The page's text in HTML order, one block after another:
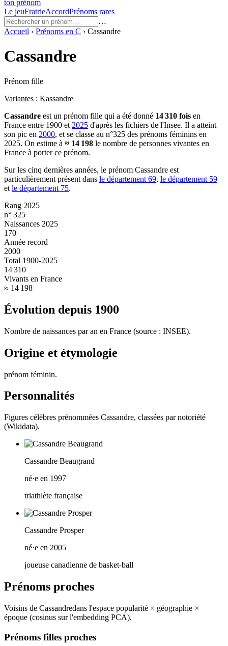
ton prénom
Le jeuFratrieAccordPrénoms rares
…
Accueil › Prénoms en C › Cassandre
Cassandre
Prénom fille
Variantes : Kassandre
Cassandre est un prénom fille qui a été donné 14 310 fois en
France entre 1900 et 2025 d'après les fichiers de l'Insee. Il a atteint
son pic en 2000, et se classe au n°325 des prénoms féminins en
2025. On estime à ≈ 14 198 le nombre de personnes vivantes en
France à porter ce prénom.
Sur les cinq dernières années, le prénom Cassandre est
particulièrement présent dans le département 69, le département 59
et le département 75.
Rang 2025
n° 325
Naissances 2025
170
Année record
2000
Total 1900-2025
14 310
Vivants en France
≈ 14 198
Évolution depuis 1900
Nombre de naissances par an en France (source : INSEE).
Origine et étymologie
prénom féminin.
Personnalités
Figures célèbres prénommées Cassandre, classées par notoriété
(Wikidata).
Cassandre Beaugrand
né·e en 1997
triathlète française
Cassandre Prosper
né·e en 2005
joueuse canadienne de basket-ball
Prénoms proches
Voisins de Cassandredans l'espace popularité × géographie ×
époque (cosinus sur l'embedding PCA).
Prénoms filles proches